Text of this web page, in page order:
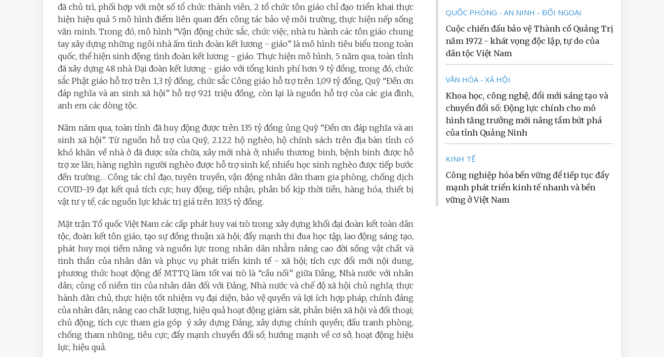
đã chủ trì, phối hợp với một số tổ chức thành viên, 2 tổ chức tôn giáo chỉ đạo triển khai thực
hiện hiệu quả 5 mô hình điểm liên quan đến công tác bảo vệ môi trường, thực hiện nếp sống
văn minh. Trong đó, mô hình “Vận động chức sắc, chức việc, nhà tu hành các tôn giáo chung
tay xây dựng những ngôi nhà ấm tình đoàn kết lương - giáo” là mô hình tiêu biểu trong toàn
quốc, thể hiện sinh động tình đoàn kết lương - giáo. Thực hiện mô hình, 5 năm qua, toàn tỉnh
đã xây dựng 48 nhà Đại đoàn kết lương - giáo với tổng kinh phí hơn 9 tỷ đồng, trong đó, chức
sắc Phật giáo hỗ trợ trên 1,3 tỷ đồng, chức sắc Công giáo hỗ trợ trên 1,09 tỷ đồng, Quỹ “Đền ơn
đáp nghĩa và an sinh xã hội” hỗ trợ 921 triệu đồng, còn lại là nguồn hỗ trợ của các gia đình,
anh em các dòng tộc.
Năm năm qua, toàn tỉnh đã huy động được trên 135 tỷ đồng ủng Quỹ “Đền ơn đáp nghĩa và an
sinh xã hội”. Từ nguồn hỗ trợ của Quỹ, 2.122 hộ nghèo, hộ chính sách trên địa bàn tỉnh có
khó khăn về nhà ở đã được sửa chữa, xây mới nhà ở; nhiều thương binh, bệnh binh được hỗ
trợ xe lăn; hàng nghìn người nghèo được hỗ trợ sinh kế, nhiều học sinh nghèo được tiếp bước
đến trường… Công tác chỉ đạo, tuyên truyền, vận động nhân dân tham gia phòng, chống dịch
COVID-19 đạt kết quả tích cực; huy động, tiếp nhận, phân bổ kịp thời tiền, hàng hóa, thiết bị
vật tư y tế, các nguồn lực khác trị giá trên 103,5 tỷ đồng.
Mặt trận Tổ quốc Việt Nam các cấp phát huy vai trò trong xây dựng khối đại đoàn kết toàn dân
tộc, đoàn kết tôn giáo, tạo sự đồng thuận xã hội; đẩy mạnh thi đua học tập, lao động sáng tạo,
phát huy mọi tiềm năng và nguồn lực trong nhân dân nhằm nâng cao đời sống vật chất và
tinh thần của nhân dân và phục vụ phát triển kinh tế - xã hội; tích cực đổi mới nội dung,
phương thức hoạt động để MTTQ làm tốt vai trò là “cầu nối” giữa Đảng, Nhà nước với nhân
dân; củng cố niềm tin của nhân dân đối với Đảng, Nhà nước và chế độ xã hội chủ nghĩa; thực
hành dân chủ, thực hiện tốt nhiệm vụ đại diện, bảo vệ quyền và lợi ích hợp pháp, chính đáng
của nhân dân; nâng cao chất lượng, hiệu quả hoạt động giám sát, phản biện xã hội và đối thoại;
chủ động, tích cực tham gia góp ý xây dựng Đảng, xây dựng chính quyền; đấu tranh phòng,
chống tham nhũng, tiêu cực; đẩy mạnh chuyển đổi số; hướng mạnh về cơ sở, hoạt động hiệu
lực, hiệu quả.
QUỐC PHÒNG - AN NINH - ĐỐI NGOẠI
Cuộc chiến đấu bảo vệ Thành cổ Quảng Trị
năm 1972 - khát vọng độc lập, tự do của
dân tộc Việt Nam
VĂN HÓA - XÃ HỘI
Khoa học, công nghệ, đổi mới sáng tạo và
chuyển đổi số: Động lực chính cho mô
hình tăng trưởng mới nâng tầm bứt phá
của tỉnh Quảng Ninh
KINH TẾ
Công nghiệp hóa bền vững để tiếp tục đẩy
mạnh phát triển kinh tế nhanh và bền
vững ở Việt Nam